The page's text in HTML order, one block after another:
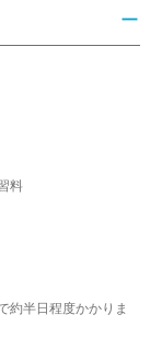
料
約半日程度かかりま